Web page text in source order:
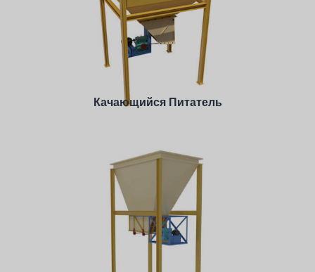
Качающийся Питатель
Производительность: 0-25 TPH
Feeding Size: <50 mm
Материал для обработки: Мелкозернистые
материалы